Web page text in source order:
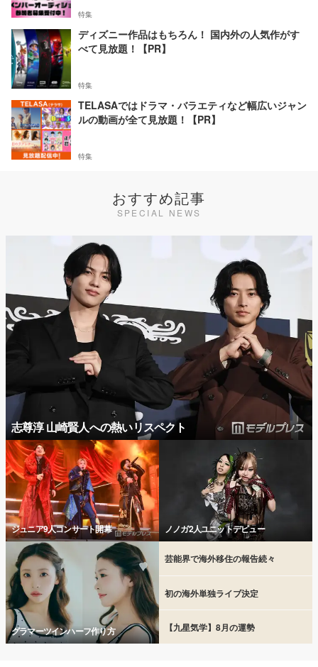
特集
ディズニー作品はもちろん！ 国内外の人気作がす
べて見放題！【PR】
特集
TELASAではドラマ・バラエティなど幅広いジャン
ルの動画が全て見放題！【PR】
特集
おすすめ記事
SPECIAL NEWS
志尊淳 山崎賢人への熱いリスペクト
ジュニア9人コンサート開幕 ノノガ2人ユニットデビュー
グラマーツインハーフ作り方
芸能界で海外移住の報告続々
初の海外単独ライブ決定
【九星気学】8月の運勢